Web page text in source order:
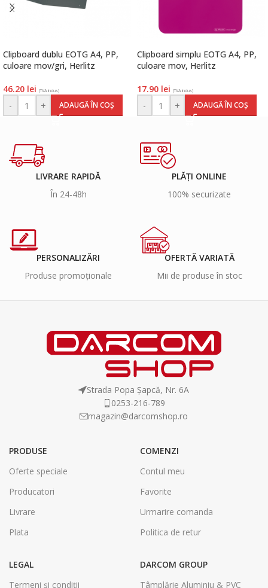
Clipboard dublu EOTG A4, PP,
culoare mov/gri, Herlitz
46.20 lei (TVA inclus)
- + ADAUGĂ ÎN COȘ
Clipboard simplu EOTG A4, PP,
culoare mov, Herlitz
17.90 lei (TVA inclus)
- + ADAUGĂ ÎN COȘ
LIVRARE RAPIDĂ
În 24-48h
PLĂȚI ONLINE
100% securizate
PERSONALIZĂRI
Produse promoționale
OFERTĂ VARIATĂ
Mii de produse în stoc
Strada Popa Șapcă, Nr. 6A
0253-216-789
magazin@darcomshop.ro
PRODUSE
Oferte speciale
Producatori
Livrare
Plata
COMENZI
Contul meu
Favorite
Urmarire comanda
Politica de retur
LEGAL
Termeni și condiții
DARCOM GROUP
Tâmplărie Aluminiu & PVC